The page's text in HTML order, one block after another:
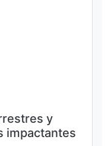
y
impactantes